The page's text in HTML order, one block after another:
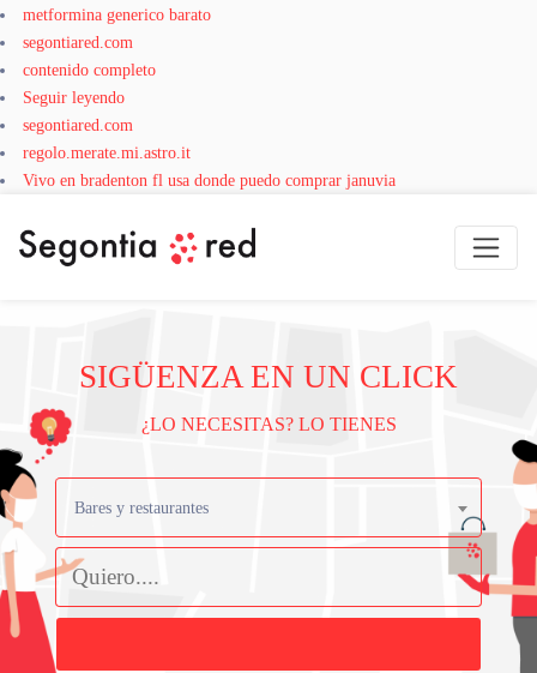
metformina generico barato
segontiared.com
contenido completo
Seguir leyendo
segontiared.com
regolo.merate.mi.astro.it
Vivo en bradenton fl usa donde puedo comprar januvia
SIGÜENZA EN UN CLICK
¿LO NECESITAS? LO TIENES
Bares y restaurantes